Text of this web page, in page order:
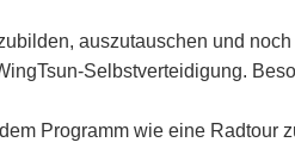
auszutauschen und
Selbstverteidigung.
Programm wie eine Radtour